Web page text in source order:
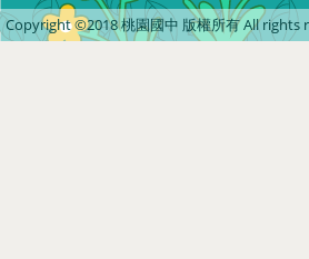
Copyright ©2018 桃園國中 版權所有 All rights